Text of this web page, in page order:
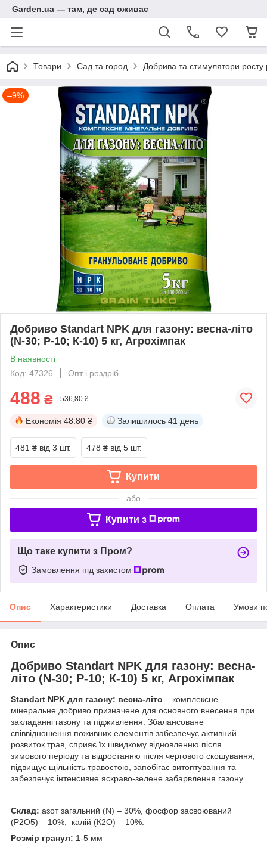
Garden.ua — там, де сад оживає
Товари Сад та город Добрива та стимулятори росту
–9%
Добриво Standart NPK для газону: весна-літо
(N-30; Р-10; К-10) 5 кг, Агрохімпак
В наявності
Код: 47326
Опт і роздріб
488 ₴ 536,80 ₴
Економія 48.80 ₴ Залишилось 41 день
481 ₴ від 3 шт. 478 ₴ від 5 шт.
Купити
або
Купити з
Що таке купити з Пром?
Замовлення під захистом
Опис Характеристики Доставка Оплата Умови
Опис
Добриво Standart NPK для газону: весна-
літо (N-30; Р-10; К-10) 5 кг, Агрохімпак
Standart NPK для газону: весна-літо – комплексне
мінеральне добриво призначене для основного внесення при
закладанні газону та підживлення. Збалансоване
співвідношення поживних елементів забезпечує активний
розвиток трав, сприяє їх швидкому відновленню після
зимового періоду та відростанню після чергового скошування,
підвищує щільність травостою, запобігає витоптування та
забезпечує інтенсивне яскраво-зелене забарвлення газону.
Склад: азот загальний (N) – 30%, фосфор засвоюваний
(Р2О5) – 10%, калій (К2О) – 10%.
Розмір гранул: 1-5 мм